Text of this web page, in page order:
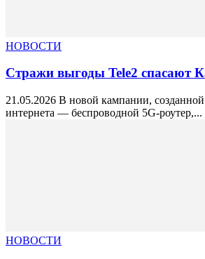
НОВОСТИ
Стражи выгоды Tele2 спасают
21.05.2026 В новой кампании,
интернета — беспроводной 5G‑роутер,...
НОВОСТИ